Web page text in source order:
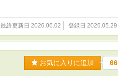
最終更新日 2026.06.02 登録日 2026.05.29
お気に入りに追加 66